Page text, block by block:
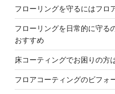
フローリングを守るにはフロ
フローリングを日常的に守る
おすすめ
床コーティングでお困りの方
フロアコーティングのビフォ